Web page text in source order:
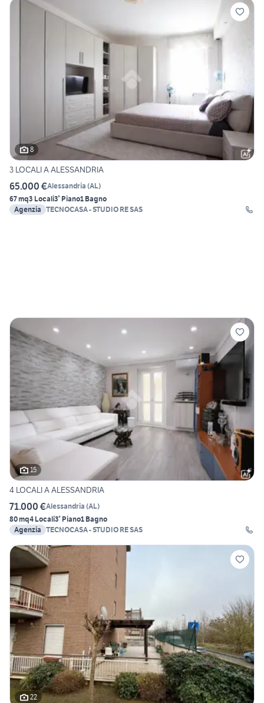
8
3 LOCALI A ALESSANDRIA
65.000 €Alessandria (AL)
67 mq3 Locali3° Piano1 Bagno
Agenzia TECNOCASA - STUDIO RE SAS
15
4 LOCALI A ALESSANDRIA
71.000 €Alessandria (AL)
80 mq4 Locali3° Piano1 Bagno
Agenzia TECNOCASA - STUDIO RE SAS
22